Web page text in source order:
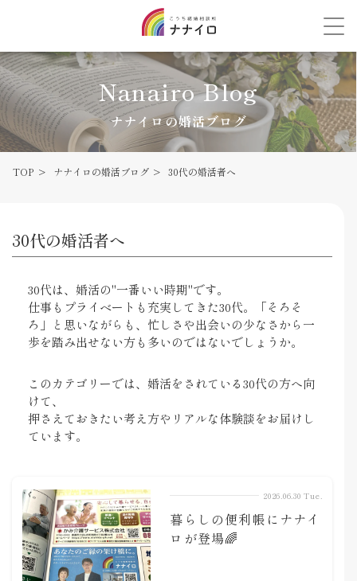
Nanairo Blog
ナナイロの婚活ブログ
TOP ナナイロの婚活ブログ 30代の婚活者へ
30代の婚活者へ
30代は、婚活の"一番いい時期"です。
仕事もプライベートも充実してきた30代。「そろそ
ろ」と思いながらも、 忙しさや出会いの少なさから一
歩を踏み出せない方も多いのではないでしょうか。
このカテゴリーでは、婚活をされている30代の方へ向
けて、
押さえておきたい考え方やリアルな体験談をお届けし
ています。
2026.06.30 Tue.
暮らしの便利帳にナナイ
ロが登場🌈